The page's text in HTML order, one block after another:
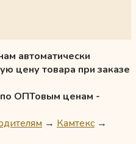
автоматически
цену товара при заказе
по ОПТовым ценам -
→ Камтекс →